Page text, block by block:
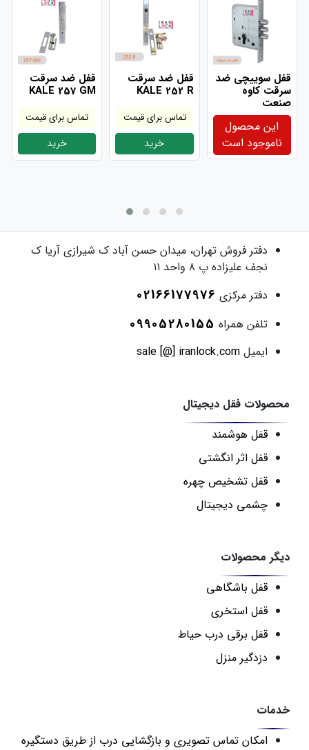
قفل ضد سرقت
KALE 257 GM
تماس برای قیمت
خرید
قفل ضد سرقت
KALE 252 R
تماس برای قیمت
خرید
قفل سوییچی ضد
سرقت کاوه
صنعت
این محصول
ناموجود است
دفتر فروش تهران، میدان حسن آباد ک شیرازی آریا ک
نجف علیزاده پ ۸ واحد ۱۱
دفتر مرکزی 02166177976
تلفن همراه 09905280155
ایمیل sale [@] iranlock.com
محصولات فقل دیجیتال
قفل هوشمند
قفل اثر انگشتی
قفل تشخیص چهره
چشمی دیجیتال
دیگر محصولات
قفل باشگاهی
قفل استخری
قفل برقی درب حیاط
دزدگیر منزل
خدمات
امکان تماس تصویری و بازگشایی درب از طریق دستگیره